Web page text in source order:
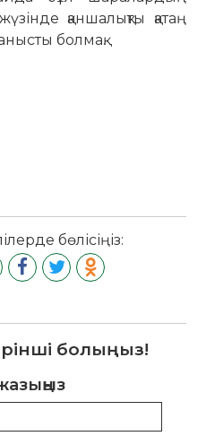
қаншалықты қатаң
болмақ.
бөлісіңіз:
болыңыз!